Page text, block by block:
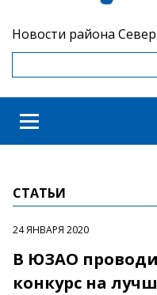
Новости района
СТАТЬИ
24 ЯНВАРЯ 2020
В ЮЗАО
конкурс на